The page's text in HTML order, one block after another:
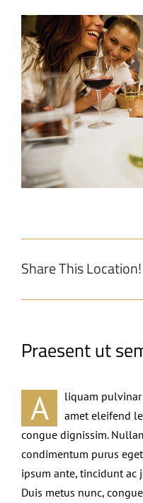
View
Larger
Image
Share This Location!
Praesent ut
A
liquam pulvinar
amet eleifend
congue dignissim.
condimentum purus
ipsum ante, tincidunt ac
Duis metus nunc,